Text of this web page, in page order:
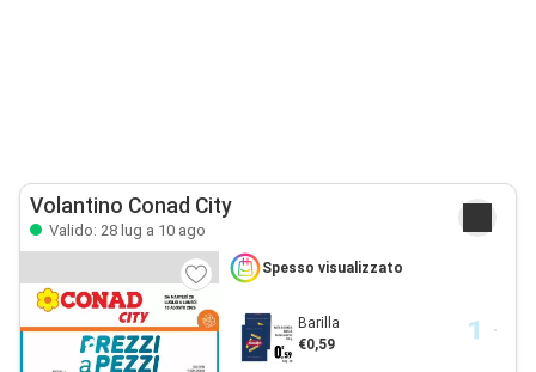
Volantino Conad City
Valido: 28 lug a 10 ago
Spesso visualizzato
Barilla
€0,59